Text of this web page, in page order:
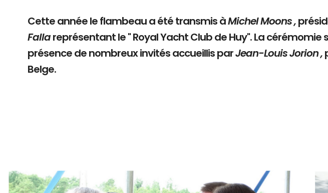
Cette année le flambeau a été transmis àMichel Moons ,
Fallareprésentant le " Royal Yacht Club de Huy". La
présence de nombreux invités accueillis parJean-Louis Jorion ,
Belge.
Branding
ARMCHAIR